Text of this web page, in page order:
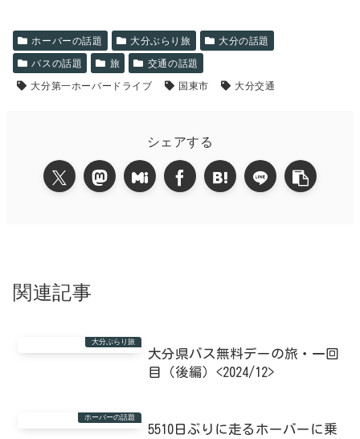
ホーバーの話題 大分ぶらり旅
大分の話題
バスの話題
旅
交通の話題
大分第一ホーバードライブ
国東市 大分交通
シェアする
関連記事
大分ぶらり旅
大分県バス無料デーの旅・一回
目（後編）<2024/12>
ホーバーの話題
5510日ぶりに走るホーバーに乗